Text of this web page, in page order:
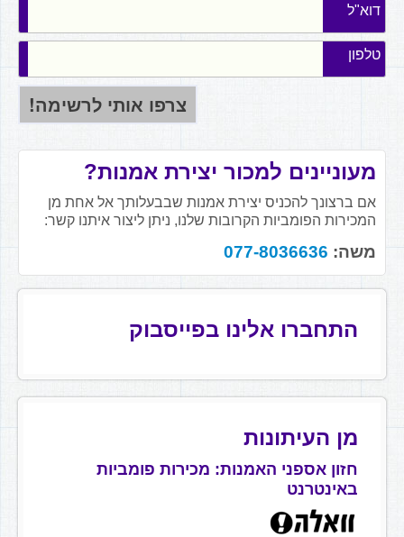
דוא"ל
טלפון
מעוניינים למכור יצירת אמנות?
אם ברצונך להכניס יצירת אמנות שבבעלותך אל אחת מן
המכירות הפומביות הקרובות שלנו, ניתן ליצור איתנו קשר:
משה: 077-8036636
התחברו אלינו בפייסבוק
מן העיתונות
חזון אספני האמנות: מכירות פומביות
באינטרנט